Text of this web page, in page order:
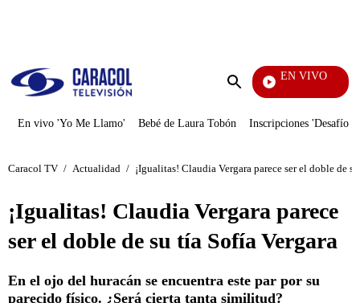
Enviar
EN VIVO
Diario
En vivo 'Yo Me Llamo' Bebé de Laura Tobón Inscripciones 'Desafío'
Caracol TV / Actualidad / ¡Igualitas! Claudia Vergara parece ser el doble de
¡Igualitas! Claudia Vergara parece
ser el doble de su tía Sofía Vergara
En el ojo del huracán se encuentra este par por su
parecido físico. ¿Será cierta tanta similitud?